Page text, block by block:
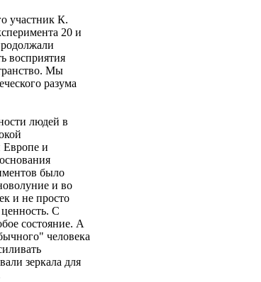
участник К.
20 и
восприятия
Мы
разума
людей в
Европе и
было
и во
и не просто
С
состояние. А
человека
зеркала для